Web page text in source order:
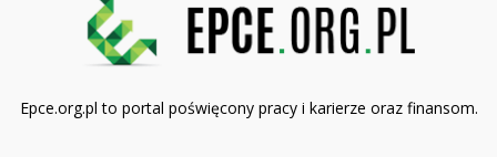
Epce.org.pl to portal poświęcony pracy i karierze oraz finansom.